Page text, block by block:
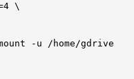
4 \
-u /home/gdrive